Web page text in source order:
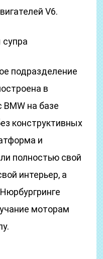
V6.
супра
подразделение
в
на базе
конструктивных
и
полностью свой
интерьер, а
моторам